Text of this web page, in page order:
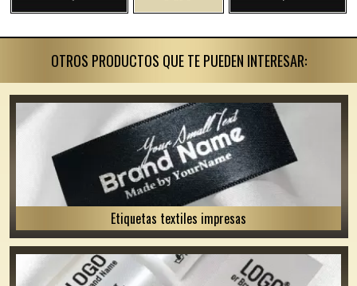
OTROS PRODUCTOS QUE TE PUEDEN INTERESAR:
Etiquetas textiles impresas